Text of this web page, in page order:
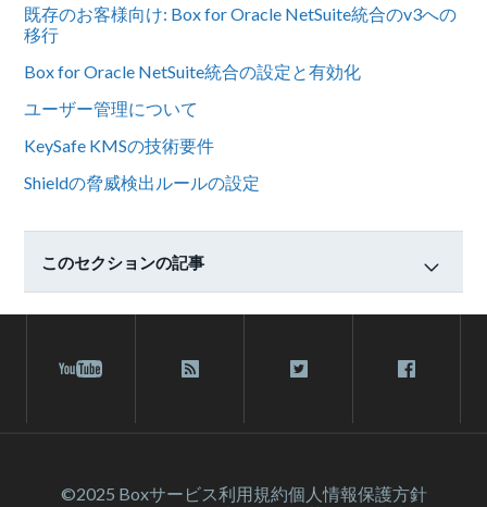
既存のお客様向け: Box for Oracle NetSuite統合のv3への
移行
Box for Oracle NetSuite統合の設定と有効化
ユーザー管理について
KeySafe KMSの技術要件
Shieldの脅威検出ルールの設定
このセクションの記事
©2025 Boxサービス利⽤規約個人情報保護方針